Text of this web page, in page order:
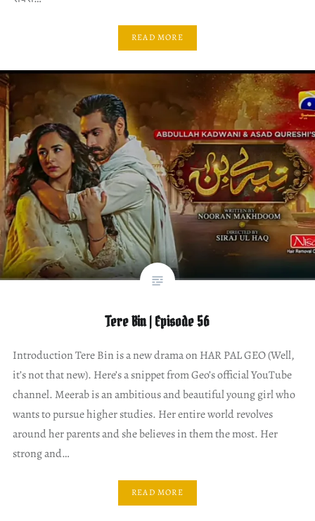
READ MORE
Tere Bin | Episode 56
Introduction Tere Bin is a new drama on HAR PAL GEO (Well,
it’s not that new). Here’s a snippet from Geo’s official YouTube
channel. Meerab is an ambitious and beautiful young girl who
wants to pursue higher studies. Her entire world revolves
around her parents and she believes in them the most. Her
strong and…
READ MORE